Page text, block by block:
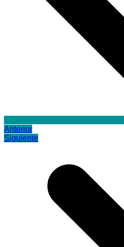
Anterior
Siguiente